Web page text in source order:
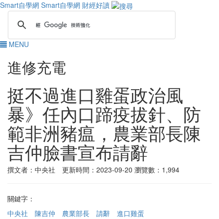
Smart自學網 Smart自學網 財經好讀
MENU
進修充電
挺不過進口雞蛋政治風
暴》任內口蹄疫拔針、防
範非洲豬瘟，農業部長陳
吉仲臉書宣布請辭
撰文者：中央社 更新時間：2023-09-20 瀏覽數：1,994
關鍵字：
中央社
陳吉仲 農業部長 請辭
進口雞蛋